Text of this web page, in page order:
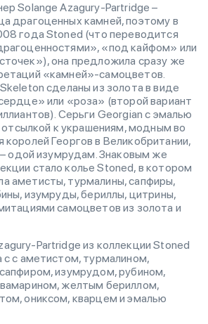
Solange Azagury-Partridge –
драгоценных камней, поэтому в
года Stoned (что переводится
«под кайфом» или
она предложила сразу же
«камней»-самоцветов.
сделаны из золота в виде
или «роза» (второй вариант
Серьги Georgian с эмалью
к украшениям, модным во
королей Георгов в Великобритании,
– одой изумрудам. Знаковым же
стало колье Stoned, в котором
аметисты, турмалины, сапфиры,
изумруды, бериллы, цитрины,
самоцветов из золота и